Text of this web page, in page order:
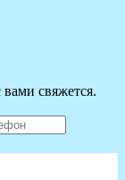
свяжется.